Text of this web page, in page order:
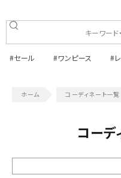
#セール #ワンピース #
コーディネート一覧
コーデ